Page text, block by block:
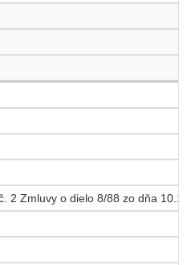
2 Zmluvy o dielo 8/88 zo dňa